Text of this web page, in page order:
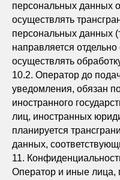
персональных данных
осуществлять
персональных данных
направляется
осуществлять
10.2. Оператор до
уведомления, обязан
иностранного
лиц, иностранных
планируется
данных,
11.
Оператор и иные лица,